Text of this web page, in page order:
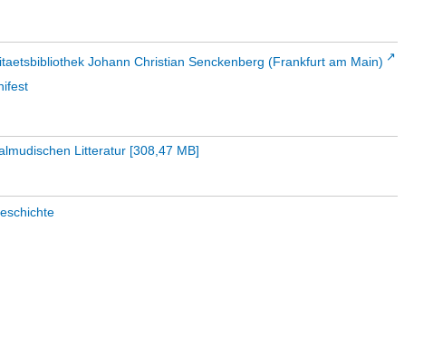
Johann Christian Senckenberg (Frankfurt am Main)
Litteratur [308,47 MB]